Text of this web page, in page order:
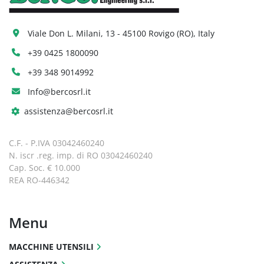
Viale Don L. Milani, 13 - 45100 Rovigo (RO), Italy
+39 0425 1800090
+39 348 9014992
Info@bercosrl.it
assistenza@bercosrl.it
C.F. - P.IVA 03042460240
N. iscr .reg. imp. di RO 03042460240
Cap. Soc. € 10.000
REA RO-446342
Menu
MACCHINE UTENSILI